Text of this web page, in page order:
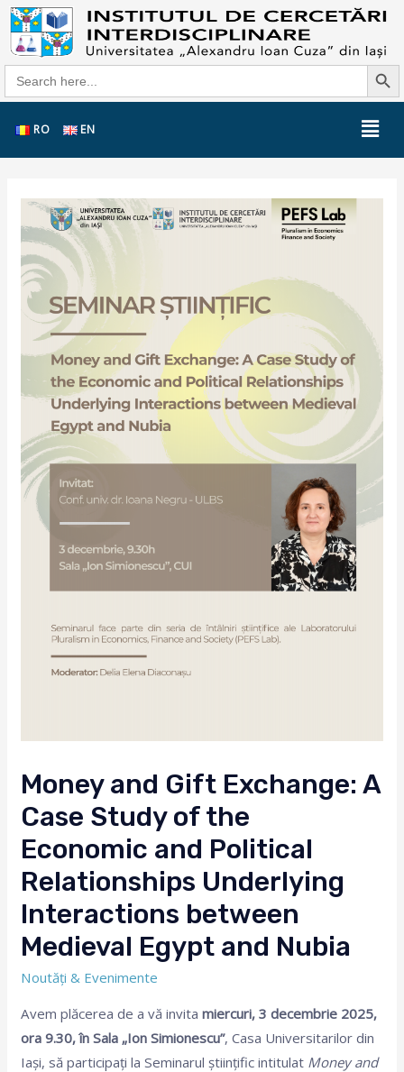
Search
for:
Search
RO EN
Money and Gift Exchange: A
Case Study of the
Economic and Political
Relationships Underlying
Interactions between
Medieval Egypt and Nubia
Noutăți & Evenimente
Avem plăcerea de a vă invitamiercuri, 3 decembrie 2025,
ora 9.30, în Sala „Ion Simionescu”, Casa Universitarilor din
Iași, să participați la Seminarul științific intitulat Money and